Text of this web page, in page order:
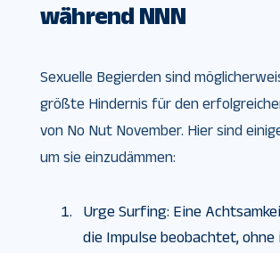
während NNN
Sexuelle Begierden sind
größte Hindernis für den
von No Nut November. Hier sind
um sie einzudämmen:
Urge Surfing: Eine
die Impulse beobachtet, ohne